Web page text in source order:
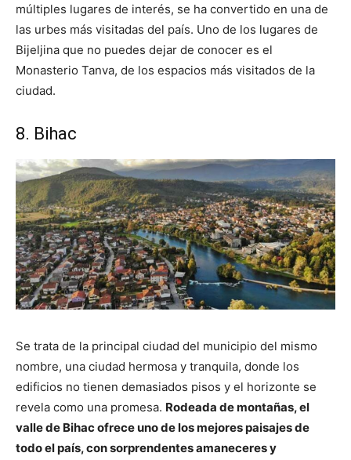
múltiples lugares de interés, se ha convertido en una de
las urbes más visitadas del país. Uno de los lugares de
Bijeljina que no puedes dejar de conocer es el
Monasterio Tanva, de los espacios más visitados de la
ciudad.
8. Bihac
Se trata de la principal ciudad del municipio del mismo
nombre, una ciudad hermosa y tranquila, donde los
edificios no tienen demasiados pisos y el horizonte se
revela como una promesa. Rodeada de montañas, el
valle de Bihac ofrece uno de los mejores paisajes de
todo el país, con sorprendentes amaneceres y